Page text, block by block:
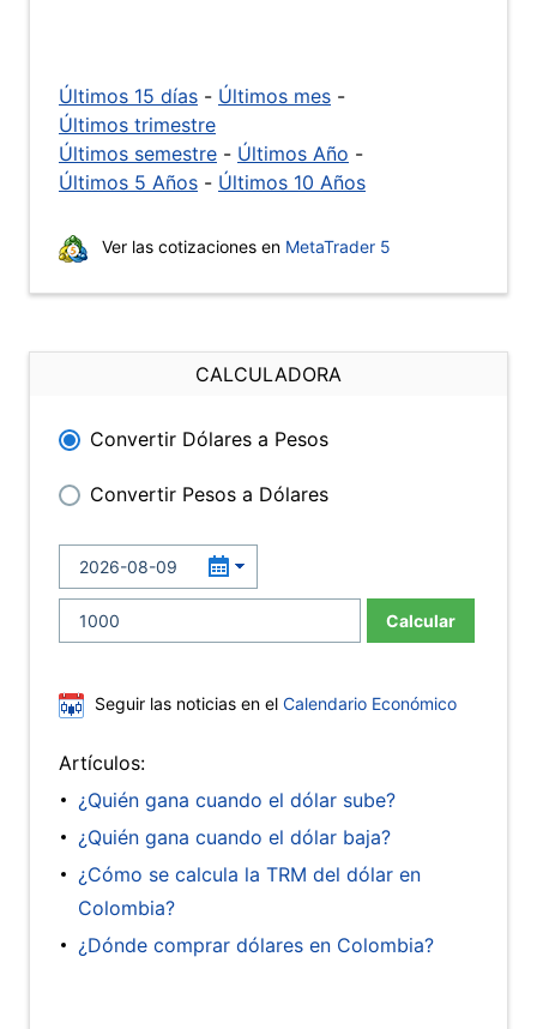
Últimos 15 días - Últimos mes -
Últimos trimestre
Últimos semestre - Últimos Año -
Últimos 5 Años - Últimos 10 Años
Ver las cotizaciones en MetaTrader 5
CALCULADORA
Convertir Dólares a Pesos
Convertir Pesos a Dólares
Calcular
Seguir las noticias en el Calendario Económico
Artículos:
¿Quién gana cuando el dólar sube?
¿Quién gana cuando el dólar baja?
¿Cómo se calcula la TRM del dólar en
Colombia?
¿Dónde comprar dólares en Colombia?